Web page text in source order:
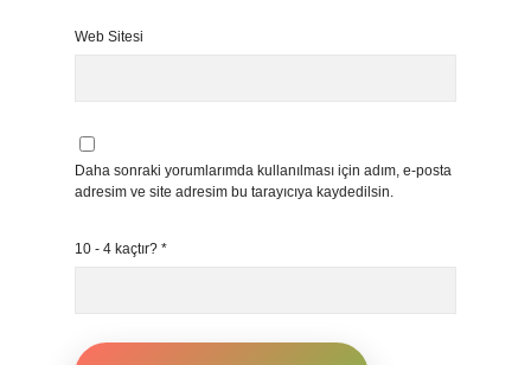
Web Sitesi
Daha sonraki yorumlarımda kullanılması için adım, e-posta
adresim ve site adresim bu tarayıcıya kaydedilsin.
10 - 4 kaçtır? *